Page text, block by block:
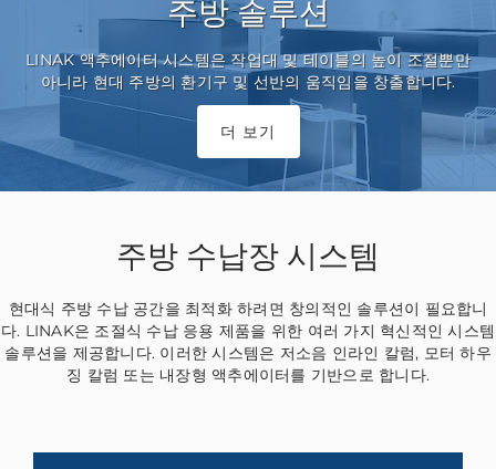
주방 솔루션
LINAK 액추에이터 시스템은 작업대 및 테이블의 높이 조절뿐만
아니라 현대 주방의 환기구 및 선반의 움직임을 창출합니다.
더 보기
주방 수납장 시스템
현대식 주방 수납 공간을 최적화 하려면 창의적인 솔루션이 필요합니
다. LINAK은 조절식 수납 응용 제품을 위한 여러 가지 혁신적인 시스템
솔루션을 제공합니다. 이러한 시스템은 저소음 인라인 칼럼, 모터 하우
징 칼럼 또는 내장형 액추에이터를 기반으로 합니다.